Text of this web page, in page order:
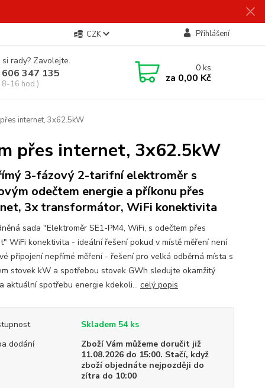
CZK Přihlášení
rady? Zavolejte.
347 135
8-16 hod.)
0ks
za 0,00 Kč
internet, 3x62.5kW
přes internet, 3x62.5kW
3-fázový 2-tarifní elektroměr s
odečtem energie a příkonu přes
3x transformátor, WiFi konektivita
sada "Elektroměr SE1-PM4, WiFi, s odečtem přes
WiFi konektivita - ideální řešení pokud v místě měření není
připojení nepřímé měření - řešení pro velká odběrná místa s
stovek kW a spotřebou stovek GWh sledujte okamžitý
aktuální spotřebu energie kdekoli... celý popis
Skladem 54 ks
dodání
Zboží Vám můžeme doručit již
11.08.2026 do 15:00. Stačí, když
zboží objednáte nejpozději do
zítra do 10:00